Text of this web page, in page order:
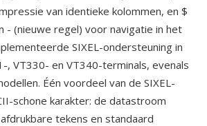
van identieke kolommen, en $
- (nieuwe regel) voor navigatie in het
SIXEL-ondersteuning in
, VT330- en VT340-terminals, evenals
Één voordeel van de SIXEL-
schone karakter: de datastroom
tekens en standaard